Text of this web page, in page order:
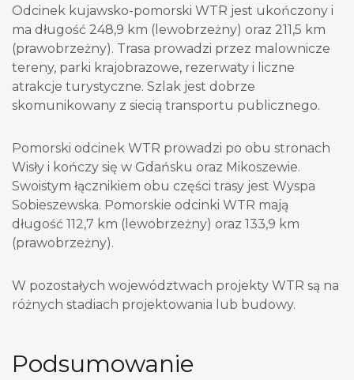
Odcinek kujawsko-pomorski WTR jest ukończony i
ma długość 248,9 km (lewobrzeżny) oraz 211,5 km
(prawobrzeżny). Trasa prowadzi przez malownicze
tereny, parki krajobrazowe, rezerwaty i liczne
atrakcje turystyczne. Szlak jest dobrze
skomunikowany z siecią transportu publicznego.
Pomorski odcinek WTR prowadzi po obu stronach
Wisły i kończy się w Gdańsku oraz Mikoszewie.
Swoistym łącznikiem obu części trasy jest Wyspa
Sobieszewska. Pomorskie odcinki WTR mają
długość 112,7 km (lewobrzeżny) oraz 133,9 km
(prawobrzeżny).
W pozostałych województwach projekty WTR są na
różnych stadiach projektowania lub budowy.
Podsumowanie